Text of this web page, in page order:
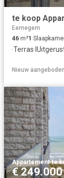
te koop
Eernegem
46 m²1
·Terras·
Nieuw
Appartement·te
€ 249.000